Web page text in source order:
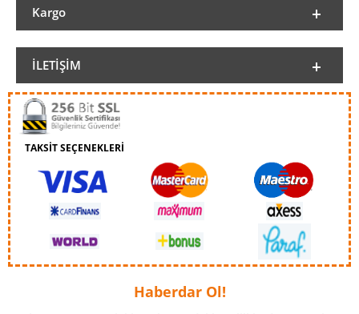
Kargo
İLETIŞIM
TAKSİT SEÇENEKLERİ
Haberdar Ol!